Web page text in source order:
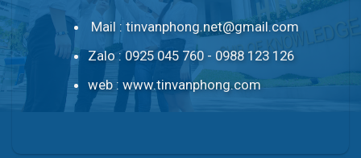
Mail :tinvanphong.net@gmail.com
Zalo : 0925 045 760 - 0988 123 126
web :www.tinvanphong.com